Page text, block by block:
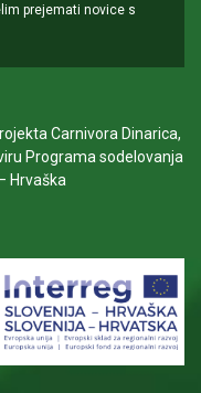
prejemati novice s
Carnivora Dinarica,
Programa sodelovanja
Hrvaška